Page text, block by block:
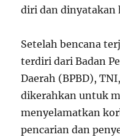
diri dan dinyatakan
Setelah bencana
terdiri dari Badan
Daerah (BPBD),
dikerahkan untuk
menyelamatkan
pencarian dan